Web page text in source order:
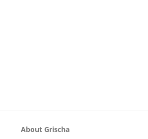
About Grischa